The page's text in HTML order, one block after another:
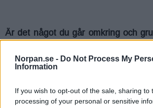
Norpan.se - Do Not Process My
Information
If you wish to opt-out of the sale, sharing to
processing of your personal or sensitive
Är det något du går omkring och
fall kan det stora Oraklet hjälpa till.